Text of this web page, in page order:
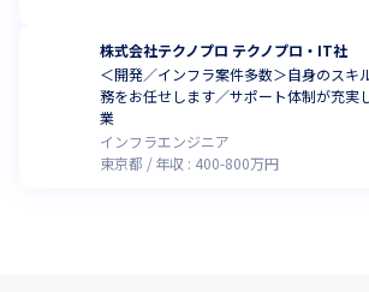
株式会社テクノプロ テクノプロ・IT社
＜開発／インフラ案件多数＞自身のスキ
務をお任せします／サポート体制が充実
業
インフラエンジニア
東京都
年収 : 400-800万円